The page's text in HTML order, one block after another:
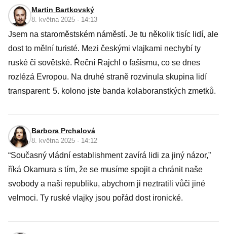
Martin Bartkovský
8. května 2025 · 14:13
Jsem na staroměstském náměstí. Je tu několik tisíc lidí, ale
dost to mělní turisté. Mezi českými vlajkami nechybí ty
ruské či sovětské. Řeční Rajchl o fašismu, co se dnes
rozlézá Evropou. Na druhé straně rozvinula skupina lidí
transparent: 5. kolono jste banda kolaboranstkých zmetků.
Barbora Prchalová
8. května 2025 · 14:12
“Současný vládní establishment zavírá lidi za jiný názor,”
říká Okamura s tím, že se musíme spojit a chránit naše
svobody a naši republiku, abychom ji neztratili vůči jiné
velmoci. Ty ruské vlajky jsou pořád dost ironické.